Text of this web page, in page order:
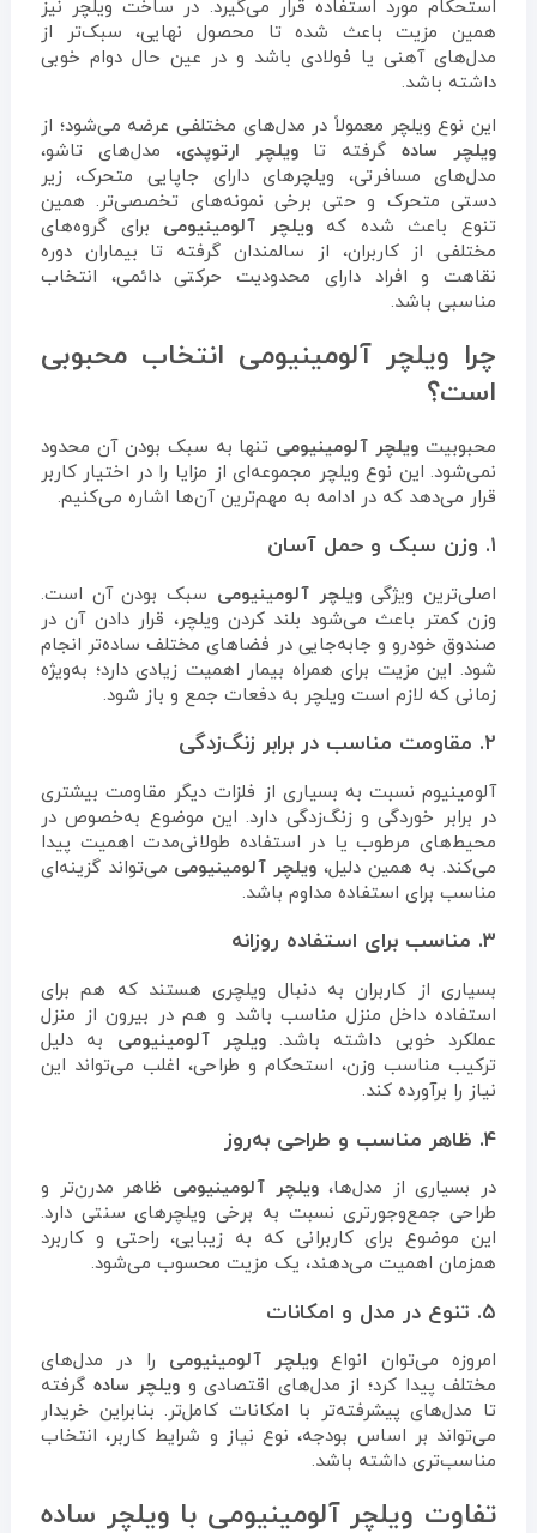
استحکام مورد استفاده قرار می‌گیرد. در ساخت ویلچر نیز
همین مزیت باعث شده تا محصول نهایی، سبک‌تر از
مدل‌های آهنی یا فولادی باشد و در عین حال دوام خوبی
داشته باشد.
این نوع ویلچر معمولاً در مدل‌های مختلفی عرضه می‌شود؛ از
ویلچر سادهگرفته تاویلچر ارتوپدی، مدل‌های تاشو،
مدل‌های مسافرتی، ویلچرهای دارای جاپایی متحرک، زیر
دستی متحرک و حتی برخی نمونه‌های تخصصی‌تر. همین
تنوع باعث شده کهویلچر آلومینیومی برای گروه‌های
مختلفی از کاربران، از سالمندان گرفته تا بیماران دوره
نقاهت و افراد دارای محدودیت حرکتی دائمی، انتخاب
مناسبی باشد.
چرا ویلچر آلومینیومی انتخاب محبوبی
است؟
محبوبیت ویلچر آلومینیومی تنها به سبک بودن آن محدود
نمی‌شود. این نوع ویلچر مجموعه‌ای از مزایا را در اختیار کاربر
قرار می‌دهد که در ادامه به مهم‌ترین آن‌ها اشاره می‌کنیم.
۱. وزن سبک و حمل آسان
اصلی‌ترین ویژگیویلچر آلومینیومی سبک بودن آن است.
وزن کمتر باعث می‌شود بلند کردن ویلچر، قرار دادن آن در
صندوق خودرو و جابه‌جایی در فضاهای مختلف ساده‌تر انجام
شود. این مزیت برای همراه بیمار اهمیت زیادی دارد؛ به‌ویژه
زمانی که لازم است ویلچر به دفعات جمع و باز شود.
۲. مقاومت مناسب در برابر زنگ‌زدگی
آلومینیوم نسبت به بسیاری از فلزات دیگر مقاومت بیشتری
در برابر خوردگی و زنگ‌زدگی دارد. این موضوع به‌خصوص در
محیط‌های مرطوب یا در استفاده طولانی‌مدت اهمیت پیدا
می‌کند. به همین دلیل، ویلچر آلومینیومی می‌تواند گزینه‌ای
مناسب برای استفاده مداوم باشد.
۳. مناسب برای استفاده روزانه
بسیاری از کاربران به دنبال ویلچری هستند که هم برای
استفاده داخل منزل مناسب باشد و هم در بیرون از منزل
عملکرد خوبی داشته باشد.ویلچر آلومینیومی به دلیل
ترکیب مناسب وزن، استحکام و طراحی، اغلب می‌تواند این
نیاز را برآورده کند.
۴. ظاهر مناسب و طراحی به‌روز
در بسیاری از مدل‌ها،ویلچر آلومینیومی ظاهر مدرن‌تر و
طراحی جمع‌وجورتری نسبت به برخی ویلچرهای سنتی دارد.
این موضوع برای کاربرانی که به زیبایی، راحتی و کاربرد
همزمان اهمیت می‌دهند، یک مزیت محسوب می‌شود.
۵. تنوع در مدل و امکانات
امروزه می‌توان انواع ویلچر آلومینیومی را در مدل‌های
مختلف پیدا کرد؛ از مدل‌های اقتصادی و ویلچر ساده گرفته
تا مدل‌های پیشرفته‌تر با امکانات کامل‌تر. بنابراین خریدار
می‌تواند بر اساس بودجه، نوع نیاز و شرایط کاربر، انتخاب
مناسب‌تری داشته باشد.
تفاوت ویلچر آلومینیومی با ویلچر ساده